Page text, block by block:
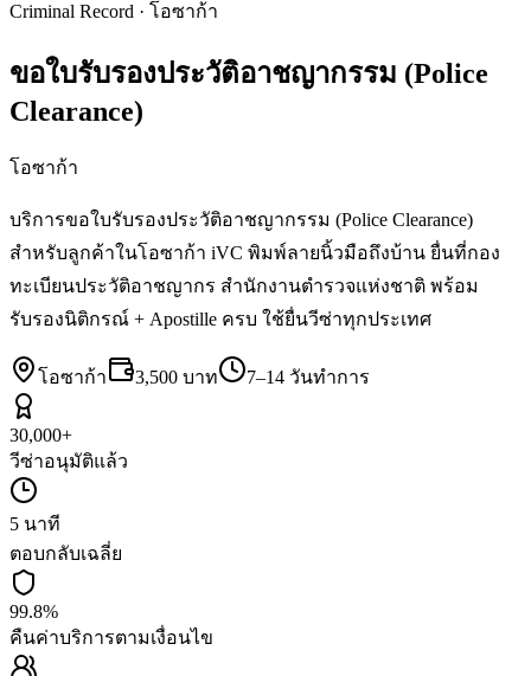
Criminal Record · โอซาก้า
ขอใบรับรองประวัติอาชญากรรม (Police
Clearance)
โอซาก้า
บริการขอใบรับรองประวัติอาชญากรรม (Police Clearance)
สำหรับลูกค้าในโอซาก้า iVC พิมพ์ลายนิ้วมือถึงบ้าน ยื่นที่กอง
ทะเบียนประวัติอาชญากร สำนักงานตำรวจแห่งชาติ พร้อม
รับรองนิติกรณ์ + Apostille ครบ ใช้ยื่นวีซ่าทุกประเทศ
โอซาก้า 3,500 บาท 7–14 วันทำการ
30,000+
วีซ่าอนุมัติแล้ว
5 นาที
ตอบกลับเฉลี่ย
99.8%
คืนค่าบริการตามเงื่อนไข